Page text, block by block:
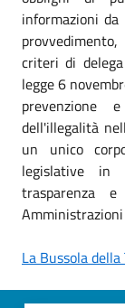
informazioni
criteri di
legge 6
prevenzione
dell'illegalità
un unico
legislative in
trasparenza
La Bussola